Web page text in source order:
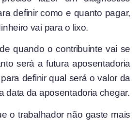
definir como e quanto pagar,
vai para o lixo.
quando o contribuinte vai se
será a futura aposentadoria
definir qual será o valor da
data da aposentadoria chegar.
o trabalhador não gaste mais